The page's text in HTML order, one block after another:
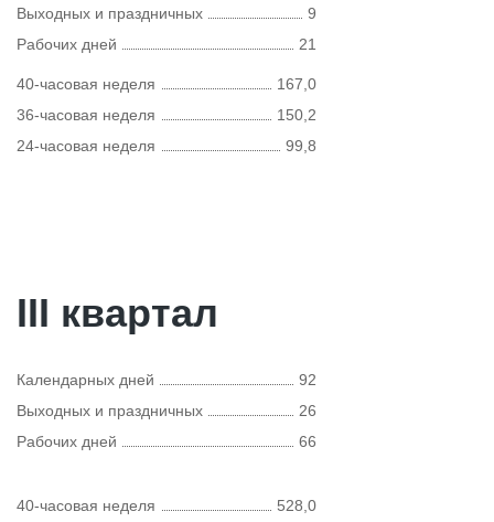
Выходных и праздничных
9
Рабочих дней
21
40-часовая неделя
167,0
36-часовая неделя
150,2
24-часовая неделя
99,8
III квартал
Календарных дней
92
Выходных и праздничных
26
Рабочих дней
66
40-часовая неделя 528,0